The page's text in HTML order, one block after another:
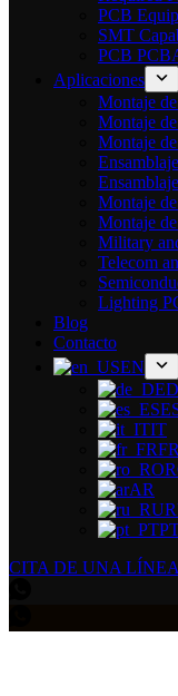
PCB
SMT
PCB
Aplicaciones
Montaje
Montaje
Montaje
Montaje
Montaje
Military
Telecom
Lighting
Blog
Contacto
EN
IT
FR
AR
CITA DE UNA LÍNEA